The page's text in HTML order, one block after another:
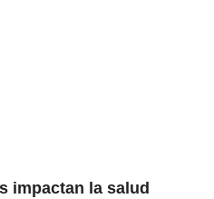
impactan la salud